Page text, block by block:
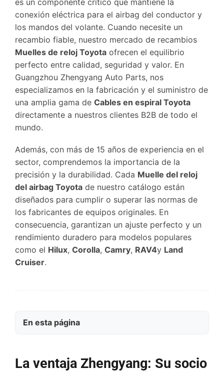
conexión eléctrica para el airbag del conductor y
los mandos del volante. Cuando necesite un
recambio fiable, nuestro mercado de recambios
Muelles de reloj Toyota ofrecen el equilibrio
perfecto entre calidad, seguridad y valor. En
Guangzhou Zhengyang Auto Parts, nos
especializamos en la fabricación y el suministro de
una amplia gama de Cables en espiral Toyota
directamente a nuestros clientes B2B de todo el
mundo.
Además, con más de 15 años de experiencia en el
sector, comprendemos la importancia de la
precisión y la durabilidad. Cada Muelle del reloj
del airbag Toyota de nuestro catálogo están
diseñados para cumplir o superar las normas de
los fabricantes de equipos originales. En
consecuencia, garantizan un ajuste perfecto y un
rendimiento duradero para modelos populares
como el Hilux, Corolla, Camry, RAV4y Land
Cruiser.
En esta página
La ventaja Zhengyang: Su socio